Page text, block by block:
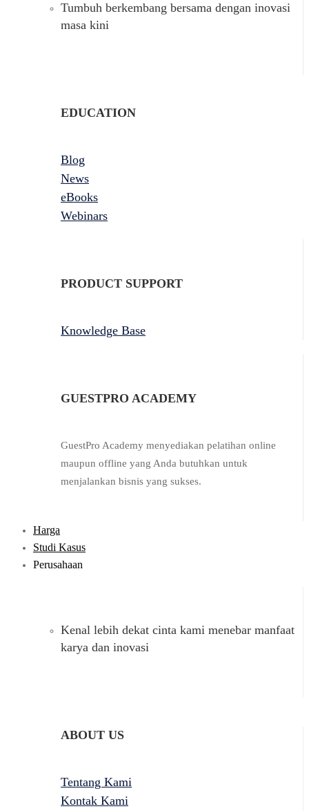
Tumbuh berkembang bersama dengan inovasi
masa kini
EDUCATION
Blog
News
eBooks
Webinars
PRODUCT SUPPORT
Knowledge Base
GUESTPRO ACADEMY
GuestPro Academy menyediakan pelatihan online
maupun offline yang Anda butuhkan untuk
menjalankan bisnis yang sukses.
Harga
Studi Kasus
Perusahaan
Kenal lebih dekat cinta kami menebar manfaat
karya dan inovasi
ABOUT US
Tentang Kami
Kontak Kami